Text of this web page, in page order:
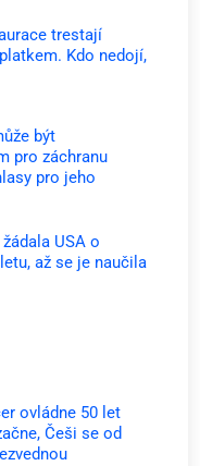
trestají
Kdo nedojí,
být
pro záchranu
pro jeho
USA o
až se je naučila
ovládne 50 let
Češi se od